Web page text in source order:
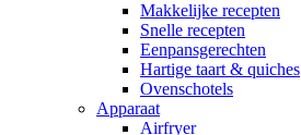
Makkelijke recepten
Snelle recepten
Eenpansgerechten
Hartige taart & quiches
Ovenschotels
Apparaat
Airfryer